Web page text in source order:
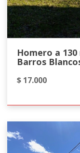
Homero a 130
Barros
$ 17.000